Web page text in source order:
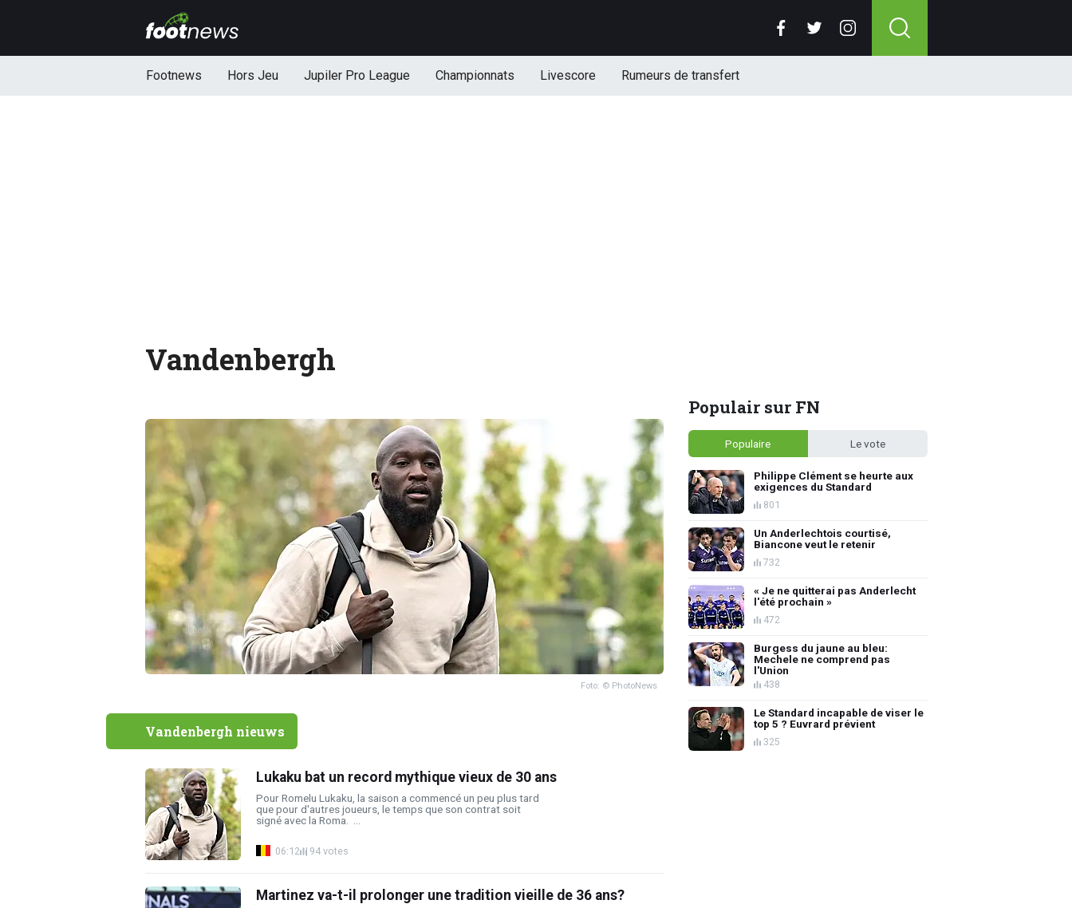
Footnews Hors Jeu Jupiler Pro League Championnats Livescore Rumeurs de transfert
Vandenbergh
Foto: © PhotoNews
Vandenbergh nieuws
Lukaku bat un record mythique vieux de 30 ans
Pour Romelu Lukaku, la saison a commencé un peu plus tard
que pour d'autres joueurs, le temps que son contrat soit
signé avec la Roma. ...
06:12 94 votes
Martinez va-t-il prolonger une tradition vieille de 36 ans?
Populair sur FN
Populaire Le vote
Philippe Clément se heurte aux
exigences du Standard
801
Un Anderlechtois courtisé,
Biancone veut le retenir
732
« Je ne quitterai pas Anderlecht
l'été prochain »
472
Burgess du jaune au bleu:
Mechele ne comprend pas
l'Union
438
Le Standard incapable de viser le
top 5 ? Euvrard prévient
325